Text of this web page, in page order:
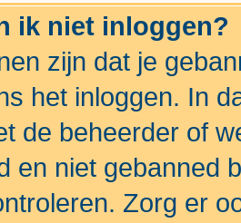
ik niet inloggen?
zijn dat je
het inloggen. In
de beheerder of
en niet gebanned
Zorg er